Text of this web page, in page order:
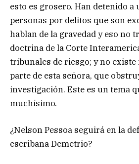
esto es grosero. Han detenido a
personas por delitos que son
hablan de la gravedad y eso no
doctrina de la Corte
tribunales de riesgo; y no
parte de esta señora, que
investigación. Este es un tema
muchísimo.
¿Nelson Pessoa seguirá en la
escribana Demetrio?